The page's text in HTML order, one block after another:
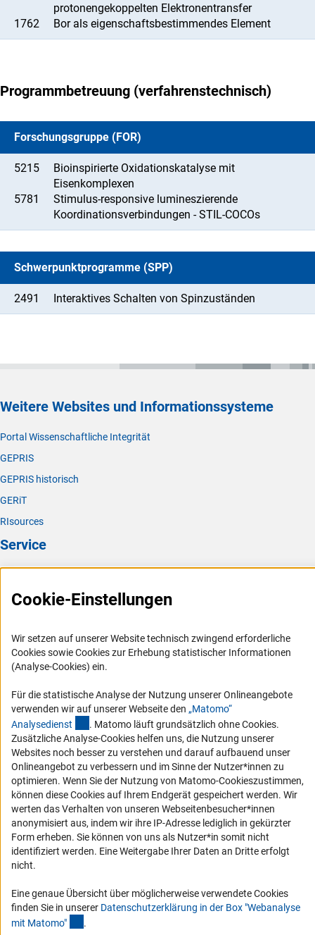
protonengekoppelten Elektronentransfer
1762
Bor als eigenschaftsbestimmendes Element
Programmbetreuung (verfahrenstechnisch)
Forschungsgruppe (FOR)
5215
Bioinspirierte Oxidationskatalyse mit
Eisenkomplexen
5781
Stimulus-responsive lumineszierende
Koordinationsverbindungen - STIL-COCOs
Schwerpunktprogramme (SPP)
2491 Interaktives Schalten von Spinzuständen
Weitere Websites und Informationssysteme
Portal Wissenschaftliche Integrität
GEPRIS
GEPRIS historisch
GERiT
RIsources
Service
FAQ
Logo und Corporate Design
RSS-Feeds
Vergabeverfahren
Barrierefreiheit
Service und Informationen für Menschen mit Behinderungen
Erklärung zur Barrierefreiheit
Barriere melden
DFG-aktuell
Erhalten Sie Neuigkeiten aus der DFG direkt in Ihr Mailpostfach oder
schauen Sie sich die Ausgaben online an.
Zum Newsletter
Cookie-Einstellungen
Wir setzen auf unserer Website technisch zwingend erforderliche
Cookies sowie Cookies zur Erhebung statistischer Informationen
(Analyse-Cookies) ein.
Für die statistische Analyse der Nutzung unserer Onlineangebote
verwenden wir auf unserer Webseite den „Matomo“
Analysedienst (externer Link)
. Matomo läuft grundsätzlich ohne Cookies.
Zusätzliche Analyse-Cookies helfen uns, die Nutzung unserer
Websites noch besser zu verstehen und darauf aufbauend unser
Onlineangebot zu verbessern und im Sinne der Nutzer*innen zu
optimieren. Wenn Sie der Nutzung von Matomo-Cookieszustimmen,
können diese Cookies auf Ihrem Endgerät gespeichert werden. Wir
werten das Verhalten von unseren Webseitenbesucher*innen
anonymisiert aus, indem wir ihre IP-Adresse lediglich in gekürzter
Form erheben. Sie können von uns als Nutzer*in somit nicht
identifiziert werden. Eine Weitergabe Ihrer Daten an Dritte erfolgt
nicht.
Eine genaue Übersicht über möglicherweise verwendete Cookies
finden Sie in unserer Datenschutzerklärung in der Box "Webanalyse
mit Matomo" .